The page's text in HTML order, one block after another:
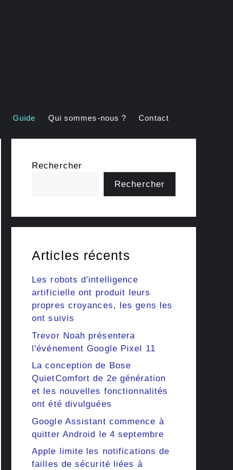
Guide Qui sommes-nous ? Contact
Rechercher
Rechercher
Articles récents
Les robots d'intelligence
artificielle ont produit leurs
propres croyances, les gens les
ont suivis
Trevor Noah présentera
l'événement Google Pixel 11
La conception de Bose
QuietComfort de 2e génération
et les nouvelles fonctionnalités
ont été divulguées
Google Assistant commence à
quitter Android le 4 septembre
Apple limite les notifications de
failles de sécurité liées à